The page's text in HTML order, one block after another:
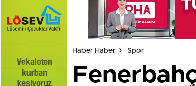
Haber Haber Spor